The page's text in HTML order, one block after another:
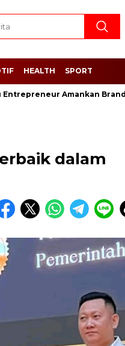
HEALTH SPORT
Amankan Brand
dalam